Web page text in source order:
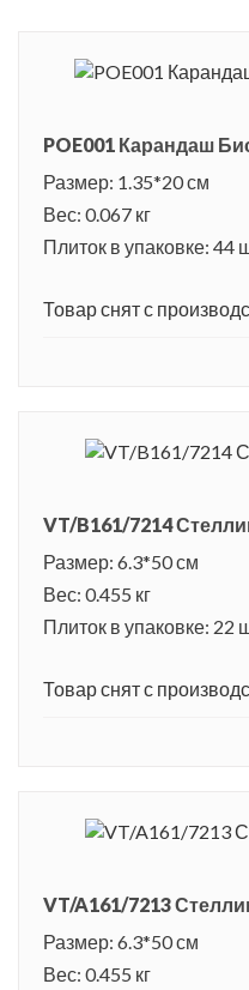
POE001 Карандаш
Размер: 1.35*20 см
Вес: 0.067 кг
Плиток в упаковке: 44
Товар снят с
VT/B161/7214
Размер: 6.3*50 см
Вес: 0.455 кг
Плиток в упаковке: 22
Товар снят с
VT/A161/7213
Размер: 6.3*50 см
Вес: 0.455 кг